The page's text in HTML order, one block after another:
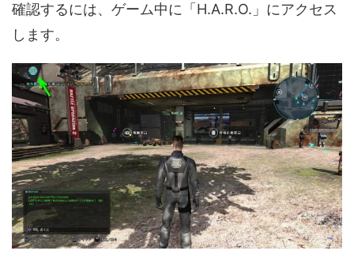
確認するには、ゲーム中に「H.A.R.O.」にアクセス
します。